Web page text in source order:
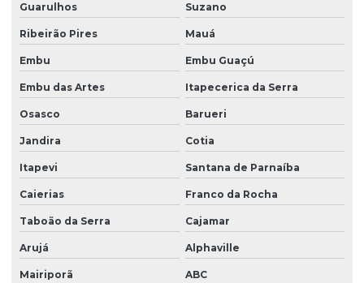
Pallet metálico
Porta bag
Porta big bag
Porta palete autoportante
Porta palete novo a pronta entrega
Porta paletes 1000 kg
Porta paletes automático
Porta paletes usados em são paulo
Guarulhos Suzano
Ribeirão Pires Mauá
Embu Embu Guaçú
Embu das Artes Itapecerica da Serra
Osasco Barueri
Jandira Cotia
Itapevi Santana de Parnaíba
Caierias Franco da Rocha
Taboão da Serra Cajamar
Arujá Alphaville
Mairiporã ABC